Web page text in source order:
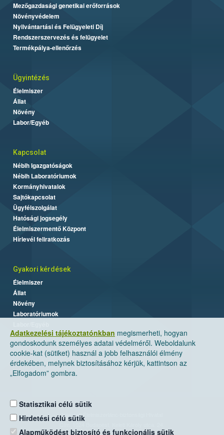
Adatkezelési tájékoztatónkban megismerheti, hogyan
gondoskodunk személyes adatai védelméről. Weboldalunk
cookie-kat (sütiket) használ a jobb felhasználói élmény
érdekében, melynek biztosításához kérjük, kattintson az
„Elfogadom” gombra.
Statisztikai célú sütik
Hirdetési célú sütik
Alapműködést biztosító és funkcionális sütik
Mezőgazdasági genetikai erőforrások
Növényvédelem
Nyilvántartási és Felügyeleti Díj
Rendszerszervezés és felügyelet
Termékpálya-ellenőrzés
Ügyintézés
Élelmiszer
Állat
Növény
Labor/Egyéb
Kapcsolat
Nébih Igazgatóságok
Nébih Laboratóriumok
Kormányhivatalok
Sajtókapcsolat
Ügyfélszolgálat
Hatósági jogsegély
Élelmiszermentő Központ
Hírlevél feliratkozás
Gyakori kérdések
Élelmiszer
Állat
Növény
Laboratóriumok
Nemzeti Élelmiszerlánc-biztonsági Hivatal